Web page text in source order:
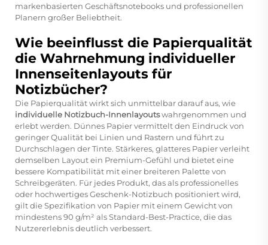
markenbasierten Geschäftsnotebooks und professionellen
Planern großer Beliebtheit.
Wie beeinflusst die Papierqualität
die Wahrnehmung individueller
Innenseitenlayouts für
Notizbücher?
Die Papierqualität wirkt sich unmittelbar darauf aus, wie
individuelle Notizbuch-Innenlayoutswahrgenommen und
erlebt werden. Dünnes Papier vermittelt den Eindruck von
geringer Qualität bei Linien und Rastern und führt zu
Durchschlagen der Tinte. Stärkeres, glatteres Papier verleiht
demselben Layout ein Premium-Gefühl und bietet eine
bessere Kompatibilität mit einer breiteren Palette von
Schreibgeräten. Für jedes Produkt, das als professionelles
oder hochwertiges Geschenk-Notizbuch positioniert wird,
gilt die Spezifikation von Papier mit einem Gewicht von
mindestens 90 g/m² als Standard-Best-Practice, die das
Nutzererlebnis deutlich verbessert.